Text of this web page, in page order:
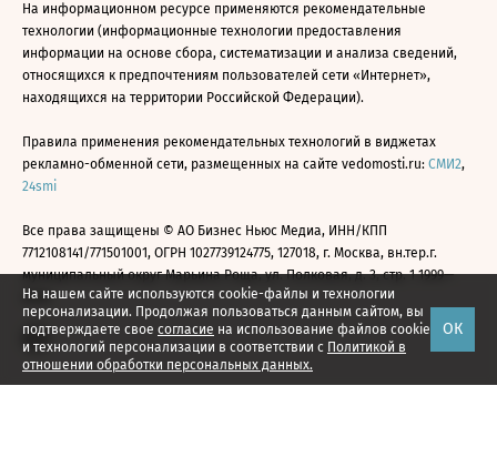
На нашем сайте используются cookie-файлы и технологии
персонализации. Продолжая пользоваться данным сайтом, вы
подтверждаете свое согласие на использование файлов cookie
и технологий персонализации в соответствии с Политикой в
отношении обработки персональных данных.
ОК
На информационном ресурсе применяются рекомендательные
технологии (информационные технологии предоставления
информации на основе сбора, систематизации и анализа сведений,
относящихся к предпочтениям пользователей сети «Интернет»,
находящихся на территории Российской Федерации).
Правила применения рекомендательных технологий в виджетах
рекламно-обменной сети, размещенных на сайте vedomosti.ru: СМИ2,
24smi
Все права защищены © АО Бизнес Ньюс Медиа, ИНН/КПП
7712108141/771501001, ОГРН 1027739124775, 127018, г. Москва, вн.тер.г.
муниципальный округ Марьина Роща, ул. Полковая, д. 3, стр. 1 1999—
2026